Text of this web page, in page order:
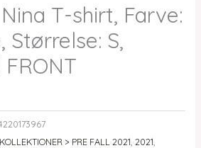
T-shirt, Farve:
Størrelse: S,
> PRE FALL 2021 2021